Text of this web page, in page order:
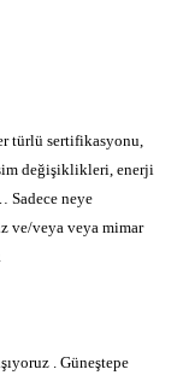
türlü sertifikasyonu,
değişiklikleri, enerji
Sadece neye
ve/veya veya mimar
. Güneştepe